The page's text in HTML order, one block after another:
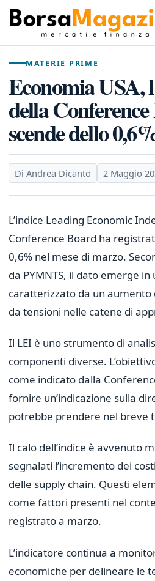
MATERIE PRIME
Economia USA,
della
scende dello
Di Andrea Dicanto 2 Maggio
L’indice Leading Economic
Conference Board ha
0,6% nel mese di marzo.
da PYMNTS, il dato emerge
caratterizzato da un aumento
da tensioni nelle catene di
Il LEI è uno strumento di
componenti diverse.
come indicato dalla
fornire un’indicazione sulla
potrebbe prendere nel breve
Il calo dell’indice è avvenuto
segnalati l’incremento dei
delle supply chain. Questi
come fattori presenti nel
registrato a marzo.
L’indicatore continua a
economiche per delineare le